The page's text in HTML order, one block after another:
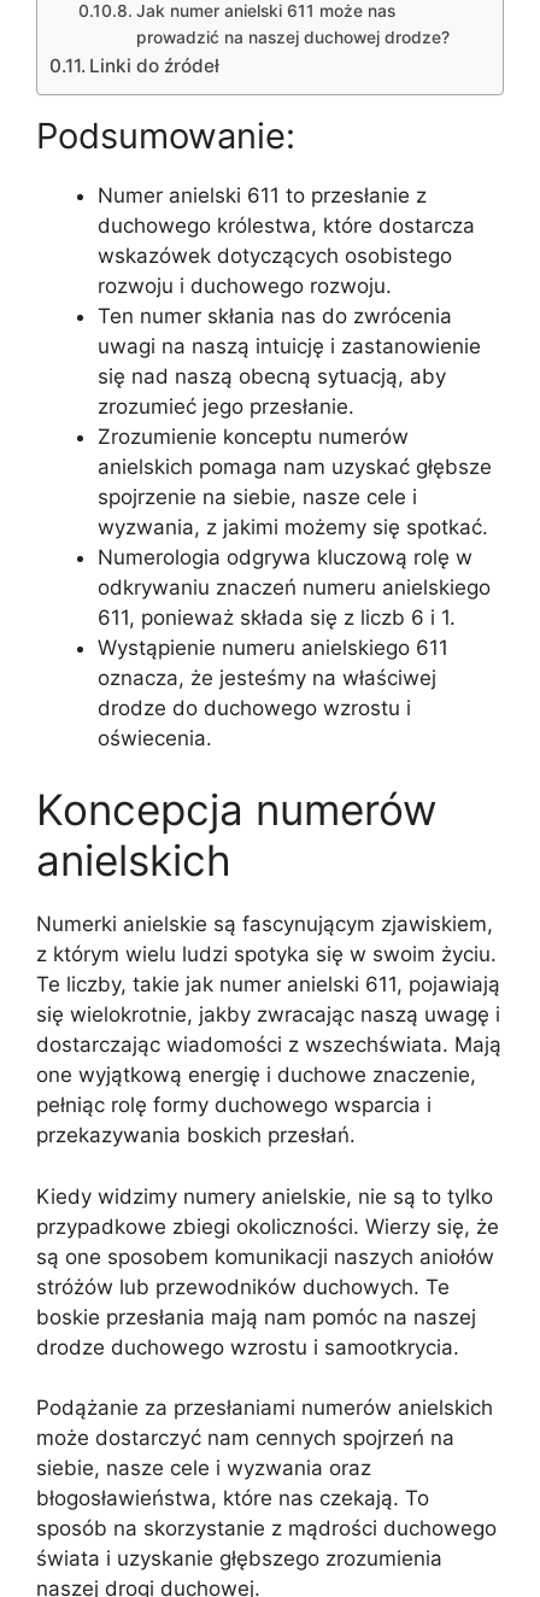
Jak numer anielski 611 może nas
prowadzić na naszej duchowej drodze?
Linki do źródeł
Podsumowanie:
Numer anielski 611 to przesłanie z
duchowego królestwa, które dostarcza
wskazówek dotyczących osobistego
rozwoju i duchowego rozwoju.
Ten numer skłania nas do zwrócenia
uwagi na naszą intuicję i zastanowienie
się nad naszą obecną sytuacją, aby
zrozumieć jego przesłanie.
Zrozumienie konceptu numerów
anielskich pomaga nam uzyskać głębsze
spojrzenie na siebie, nasze cele i
wyzwania, z jakimi możemy się spotkać.
Numerologia odgrywa kluczową rolę w
odkrywaniu znaczeń numeru anielskiego
611, ponieważ składa się z liczb 6 i 1.
Wystąpienie numeru anielskiego 611
oznacza, że jesteśmy na właściwej
drodze do duchowego wzrostu i
oświecenia.
Koncepcja numerów
anielskich
Numerki anielskie są fascynującym zjawiskiem,
z którym wielu ludzi spotyka się w swoim życiu.
Te liczby, takie jak numer anielski 611, pojawiają
się wielokrotnie, jakby zwracając naszą uwagę i
dostarczając wiadomości z wszechświata. Mają
one wyjątkową energię i duchowe znaczenie,
pełniąc rolę formy duchowego wsparcia i
przekazywania boskich przesłań.
Kiedy widzimy numery anielskie, nie są to tylko
przypadkowe zbiegi okoliczności. Wierzy się, że
są one sposobem komunikacji naszych aniołów
stróżów lub przewodników duchowych. Te
boskie przesłania mają nam pomóc na naszej
drodze duchowego wzrostu i samootkrycia.
Podążanie za przesłaniami numerów anielskich
może dostarczyć nam cennych spojrzeń na
siebie, nasze cele i wyzwania oraz
błogosławieństwa, które nas czekają. To
sposób na skorzystanie z mądrości duchowego
świata i uzyskanie głębszego zrozumienia
naszej drogi duchowej.